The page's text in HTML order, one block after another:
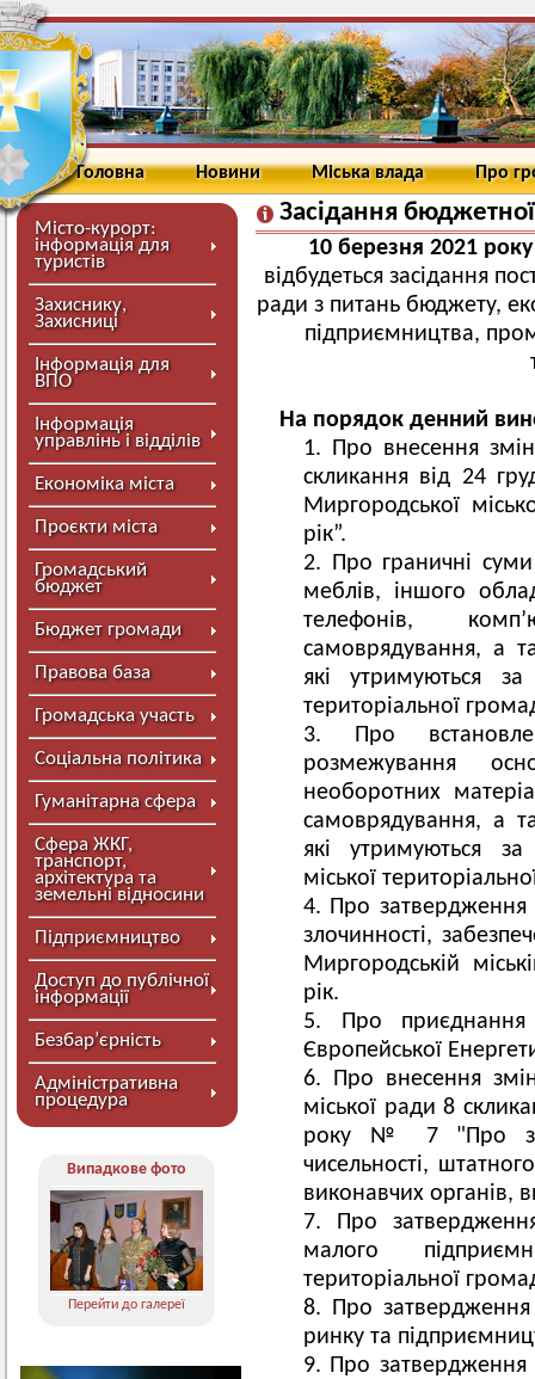
Головна Новини Міська влада Про
Місто-курорт:
інформація для
туристів
Захиснику,
Захисниці
Інформація для
ВПО
Інформація
управлінь і відділів
Економіка міста
Проєкти міста
Громадський
бюджет
Бюджет громади
Правова база
Громадська участь
Соціальна політика
Гуманітарна сфера
Сфера ЖКГ,
транспорт,
архітектура та
земельні відносини
Підприємництво
Доступ до публічної
інформації
Безбар’єрність
Адміністративна
процедура
Випадкове фото
Перейти до галереї
Засідання бюджетної
10 березня 2021
відбудеться засідання
ради з питань бюджету,
підприємництва,
На порядок денний
Про внесення
скликання від 24
Миргородської
рік”.
Про граничні
меблів, іншого
телефонів,
самоврядування, а
які утримуються
територіальної
Про
розмежування
необоротних
самоврядування, а
які утримуються
міської
Про затвердження
злочинності,
Миргородській
рік.
Про
Європейської
Про внесення
міської ради 8
року № 7 "Про
чисельності,
виконавчих органів,
Про
малого
територіальної
Про
ринку та
Про